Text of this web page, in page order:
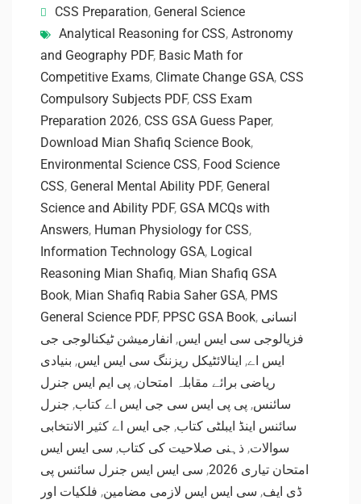
CSS Preparation, General Science
Analytical Reasoning for CSS, Astronomy
and Geography PDF, Basic Math for
Competitive Exams, Climate Change GSA, CSS
Compulsory Subjects PDF, CSS Exam
Preparation 2026, CSS GSA Guess Paper,
Download Mian Shafiq Science Book,
Environmental Science CSS, Food Science
CSS, General Mental Ability PDF, General
Science and Ability PDF, GSA MCQs with
Answers, Human Physiology for CSS,
Information Technology GSA, Logical
Reasoning Mian Shafiq, Mian Shafiq GSA
Book, Mian Shafiq Rabia Saher GSA, PMS
General Science PDF, PPSC GSA Book, انسانی
فزیالوجی سی ایس ایس, انفارمیشن ٹیکنالوجی جی
ایس اے, اینالائٹیکل ریزننگ سی ایس ایس, بنیادی
ریاضی برائے مقابلہ امتحان, پی ایم ایس جنرل
سائنس, پی پی ایس سی جی ایس اے کتاب, جنرل
سائنس اینڈ ایبلٹی کتاب, جی ایس اے کثیر الانتخابی
سوالات, ذہنی صلاحیت کی کتاب, سی ایس ایس
امتحان تیاری 2026
, سی ایس ایس جنرل سائنس پی
ڈی ایف, سی ایس ایس لازمی مضامین, فلکیات اور